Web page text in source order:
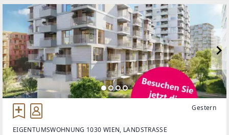
Gestern
EIGENTUMSWOHNUNG 1030 WIEN, LANDSTRASSE